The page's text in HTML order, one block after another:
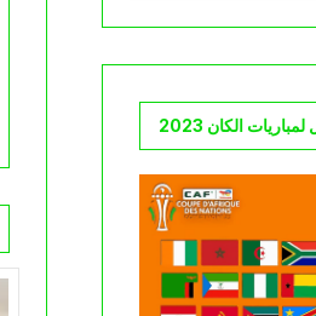
الكان 2023